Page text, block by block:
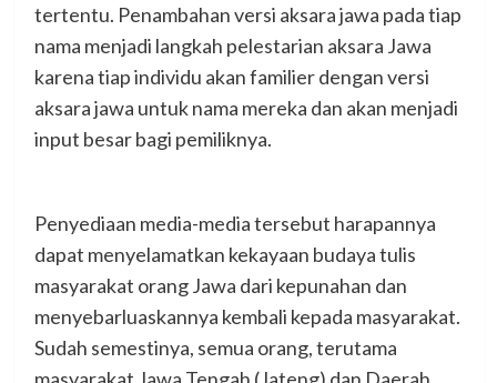
tertentu. Penambahan versi aksara jawa pada tiap
nama menjadi langkah pelestarian aksara Jawa
karena tiap individu akan familier dengan versi
aksara jawa untuk nama mereka dan akan menjadi
input besar bagi pemiliknya.
Penyediaan media-media tersebut harapannya
dapat menyelamatkan kekayaan budaya tulis
masyarakat orang Jawa dari kepunahan dan
menyebarluaskannya kembali kepada masyarakat.
Sudah semestinya, semua orang, terutama